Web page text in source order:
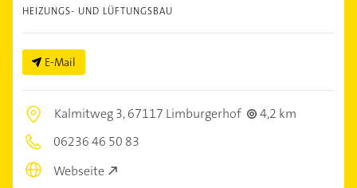
HEIZUNGS- UND LÜFTUNGSBAU
E-Mail
Kalmitweg 3,67117 Limburgerhof
4,2 km
06236 46 50 83
Webseite